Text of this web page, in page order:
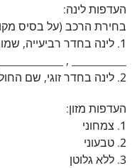
העדפות לינה:
בחירת הרכב (על בסיס
1. לינה בחדר רביעייה,
___________ , _____________
2. לינה בחדר זוגי, שם החולק/ת: ____________
העדפות מזון:
1. צמחוני
2. טבעוני
3. ללא גלוטן